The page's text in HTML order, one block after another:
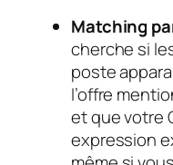
Matching
cherche si
poste
l’offre
et que votre
expression